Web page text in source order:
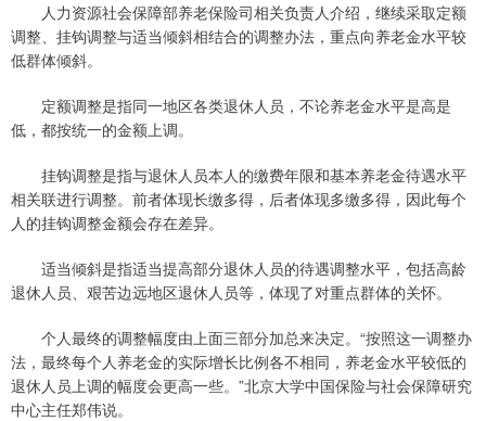
人力资源社会保障部养老保险司相关负责人介绍，继续采取定额
调整、挂钩调整与适当倾斜相结合的调整办法，重点向养老金水平较
低群体倾斜。
定额调整是指同一地区各类退休人员，不论养老金水平是高是
低，都按统一的金额上调。
挂钩调整是指与退休人员本人的缴费年限和基本养老金待遇水平
相关联进行调整。前者体现长缴多得，后者体现多缴多得，因此每个
人的挂钩调整金额会存在差异。
适当倾斜是指适当提高部分退休人员的待遇调整水平，包括高龄
退休人员、艰苦边远地区退休人员等，体现了对重点群体的关怀。
个人最终的调整幅度由上面三部分加总来决定。“按照这一调整办
法，最终每个人养老金的实际增长比例各不相同，养老金水平较低的
退休人员上调的幅度会更高一些。”北京大学中国保险与社会保障研究
中心主任郑伟说。